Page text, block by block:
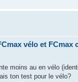
vélo et FCmax
moins au en vélo
ton test pour le vélo?